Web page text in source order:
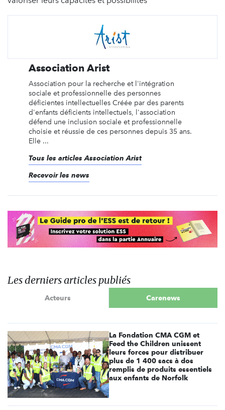
Association Arist
Association pour la recherche et l'intégration
sociale et professionnelle des personnes
déficientes intellectuelles Créée par des parents
d'enfants déficients intellectuels, l'association
défend une inclusion sociale et professionnelle
choisie et réussie de ces personnes depuis 35 ans.
Elle ...
Tous les articles Association Arist
Recevoir les news
Les derniers articles publiés
Acteurs Carenews
La Fondation CMA CGM et
Feed the Children unissent
leurs forces pour distribuer
plus de 1 400 sacs à dos
remplis de produits essentiels
aux enfants de Norfolk